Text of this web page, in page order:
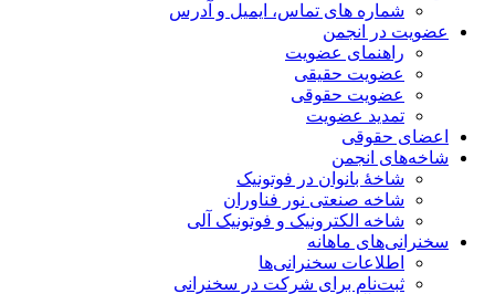
شماره های تماس، ایمیل و آدرس
عضویت در انجمن
راهنمای عضویت
عضویت حقیقی
عضویت حقوقی
تمدید عضویت
اعضای حقوقی
شاخه‌های انجمن
شاخۀ بانوان در فوتونیک
شاخه صنعتی نور فناوران
شاخه‌ الکترونیک و فوتونیک آلی
سخنرانی‌های ماهانه
اطلاعات سخنرانی‌‌ها
ثبت‌نام برای شرکت در سخنرانی